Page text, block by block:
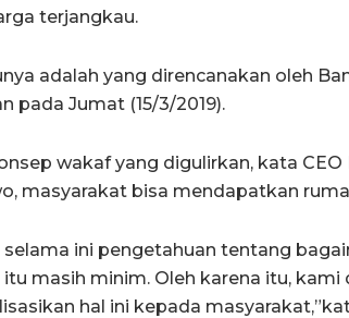
terjangkau.
adalah yang direncanakan oleh
pada Jumat (15/3/2019).
wakaf yang digulirkan, kata
masyarakat bisa mendapatkan
selama ini pengetahuan tentang
masih minim. Oleh karena itu, kami
hal ini kepada